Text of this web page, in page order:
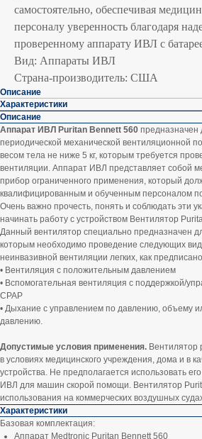
самостоятельно, обеспечивая
персоналу уверенность благодаря
проверенному аппарату ИВЛ с
Вид: Аппараты ИВЛ
Страна-производитель: США
Описание
Характеристики
Описание
Аппарат ИВЛ Puritan Bennett 560 предназначен
периодической механической вентиляционной
весом тела не ниже 5 кг, которым требуется
вентиляции. Аппарат ИВЛ представляет собой
прибор ограниченного применения, который
квалифицированным и обученным персоналом
Очень важно прочесть, понять и соблюдать эти
начинать работу с устройством Вентилятор
Данный вентилятор специально предназначен
которым необходимо проведение следующих
неинвазивной вентиляции легких, как
• Вентиляция с положительным давлением
• Вспомогательная вентиляция с поддержкой/
CPAP
• Дыхание с управлением по давлению, объему
давлению.
Допустимые условия применения. Вентилятор
в условиях медицинского учреждения, дома и в
устройства. Не предполагается использовать
ИВЛ для машин скорой помощи. Вентилятор
использования на коммерческих воздушных
Характеристики
Базовая комплектация:
Аппарат Medtronic Puritan Bennett 560